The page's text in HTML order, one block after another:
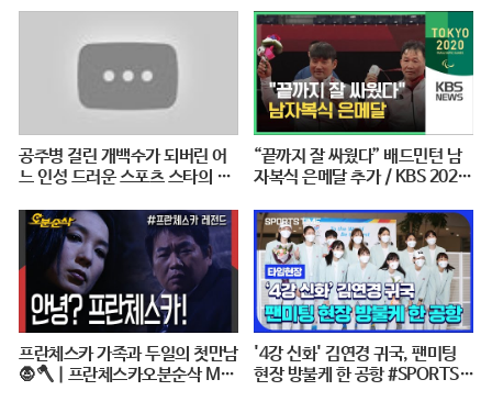
공주병 걸린 개백수가 되버린 어
느 인성 드러운 스포츠 스타의 최
“끝까지 잘 싸웠다” 배드민턴 남
자복식 은메달 추가 / KBS 2020
프란체스카 가족과 두일의 첫만남
🧛🪓 | 프란체스카오분순삭 MB
'4강 신화' 김연경 귀국, 팬미팅
현장 방불케 한 공항 #SPORTSTI